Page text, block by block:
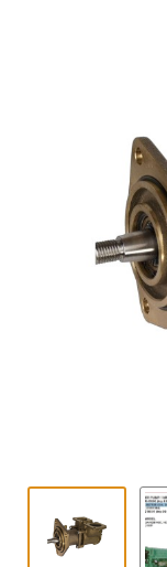
Kühlsystem
Technikblog